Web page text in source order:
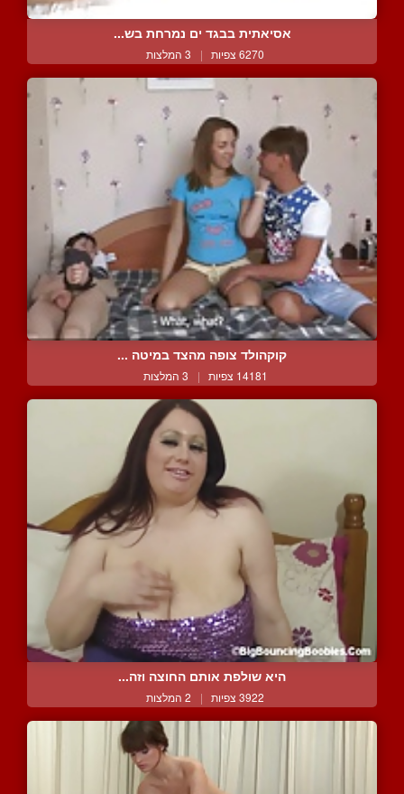
אסיאתית בבגד ים נמרחת בש...
6270 צפיות | 3 המלצות
קוקהולד צופה מהצד במיטה ...
14181 צפיות | 3 המלצות
היא שולפת אותם החוצה וזה...
3922 צפיות | 2 המלצות